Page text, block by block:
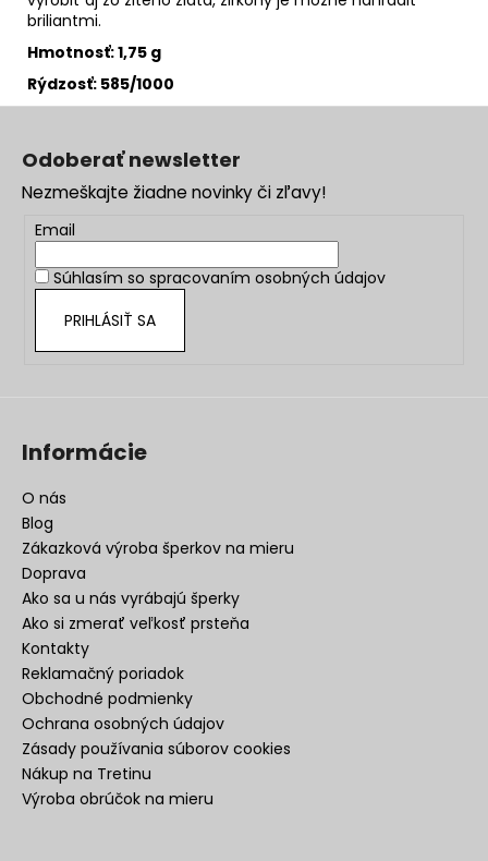
briliantmi.
Hmotnosť:1,75 g
Rýdzosť: 585/1000
Odoberať newsletter
Nezmeškajte žiadne novinky či zľavy!
Email
Súhlasím so spracovaním osobných údajov
PRIHLÁSIŤ SA
Informácie
O nás
Blog
Zákazková výroba šperkov na mieru
Doprava
Ako sa u nás vyrábajú šperky
Ako si zmerať veľkosť prsteňa
Kontakty
Reklamačný poriadok
Obchodné podmienky
Ochrana osobných údajov
Zásady používania súborov cookies
Nákup na Tretinu
Výroba obrúčok na mieru